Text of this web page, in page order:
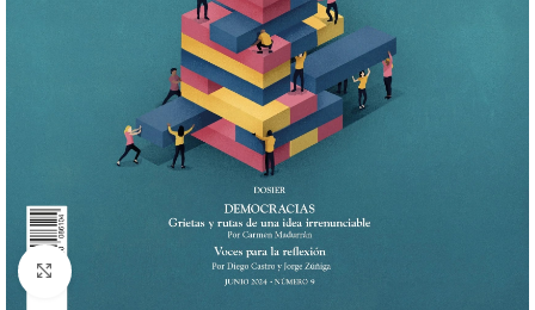
Click to enlarge